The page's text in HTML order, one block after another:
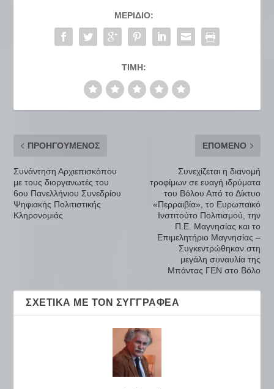
ΜΕΡΊΔΙΟ:
ΤΙΜΉ:
ΠΡΟΗΓΟΎΜΕΝΟΣ
Συνάντηση Αρχιεπισκόπου
με τους διοργανωτές του
6ου Πανελλήνιου Συνεδρίου
Ψηφιακής Πολιτιστικής
Κληρονομιάς
ΕΠΌΜΕΝΟ
Συνεχίζεται η διανομή
τροφίμων σε ευαγή ιδρύματα
του Βόλου Από το Δίκτυο
«Περραιβία», το Ευρωπαϊκό
Ινστιτούτο Πολιτισμού, την
Π.Ε. Μαγνησίας και το
Επιμελητήριο Μαγνησίας –
Συγκεντρώθηκαν στη
μεγάλη συναυλία της
Μπάντας ΓΕΝ στο Βόλο
ΣΧΕΤΙΚΆ ΜΕ ΤΟΝ ΣΥΓΓΡΑΦΈΑ